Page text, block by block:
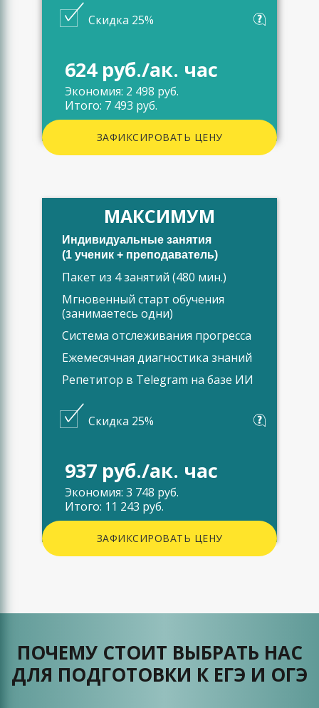
Скидка 25%
624 руб./ак. час
Экономия: 2 498 руб.
Итого: 7 493 руб.
ЗАФИКСИРОВАТЬ ЦЕНУ
МАКСИМУМ
Индивидуальные занятия
(1 ученик + преподаватель)
Пакет из 4 занятий (480 мин.)
Мгновенный старт обучения
(занимаетесь одни)
Система отслеживания прогресса
Ежемесячная диагностика знаний
Репетитор в Telegram на базе ИИ
Скидка 25%
937 руб./ак. час
Экономия: 3 748 руб.
Итого: 11 243 руб.
ЗАФИКСИРОВАТЬ ЦЕНУ
ПОЧЕМУ СТОИТ ВЫБРАТЬ НАС
ДЛЯ ПОДГОТОВКИ К ЕГЭ И ОГЭ